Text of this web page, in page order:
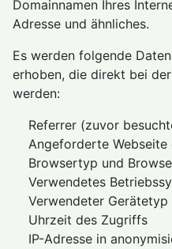
Domainnamen Ihres
Adresse und ähnliches.
Es werden folgende
erhoben, die direkt bei
werden:
Referrer (zuvor
Angeforderte Webseite
Browsertyp und
Verwendetes
Verwendeter Gerätetyp
Uhrzeit des Zugriffs
IP-Adresse in